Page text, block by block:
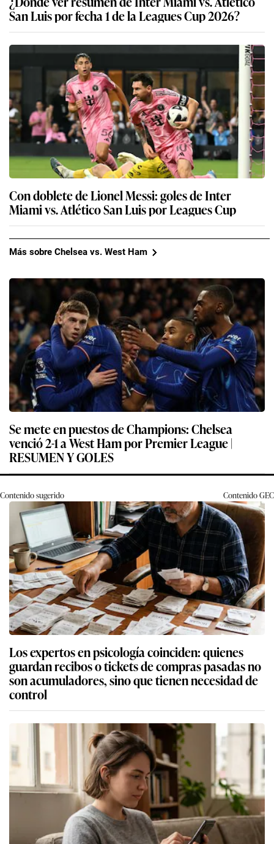
San Luis por fecha 1 de la Leagues Cup 2026?
Con doblete de Lionel Messi: goles de Inter
Miami vs. Atlético San Luis por Leagues Cup
Más sobre Chelsea vs. West Ham
Se mete en puestos de Champions: Chelsea
venció 2-1 a West Ham por Premier League |
RESUMEN Y GOLES
Contenido sugerido ContenidoGEC
Los expertos en psicología coinciden: quienes
guardan recibos o tickets de compras pasadas no
son acumuladores, sino que tienen necesidad de
control